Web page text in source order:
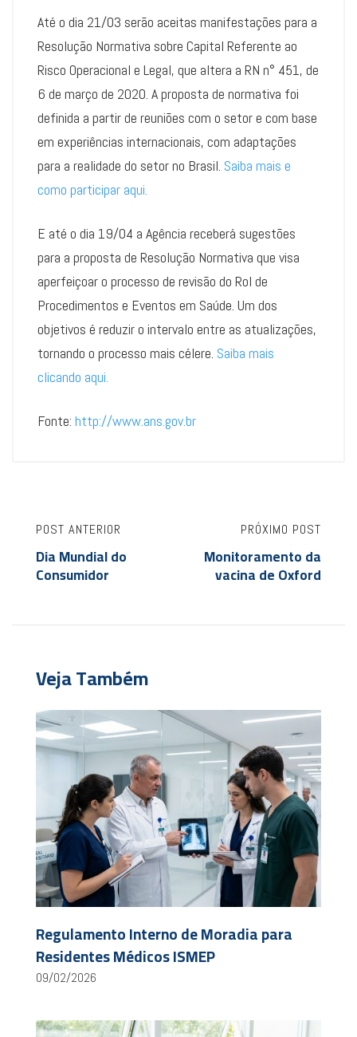
Até o dia 21/03 serão aceitas manifestações para a
Resolução Normativa sobre Capital Referente ao
Risco Operacional e Legal, que altera a RN n° 451, de
6 de março de 2020. A proposta de normativa foi
definida a partir de reuniões com o setor e com base
em experiências internacionais, com adaptações
para a realidade do setor no Brasil. Saiba mais e
como participar aqui.
E até o dia 19/04 a Agência receberá sugestões
para a proposta de Resolução Normativa que visa
aperfeiçoar o processo de revisão do Rol de
Procedimentos e Eventos em Saúde. Um dos
objetivos é reduzir o intervalo entre as atualizações,
tornando o processo mais célere. Saiba mais
clicando aqui.
Fonte: http://www.ans.gov.br
POST ANTERIOR
Dia Mundial do
Consumidor
PRÓXIMO POST
Monitoramento da
vacina de Oxford
Veja Também
Regulamento Interno de Moradia para
Residentes Médicos ISMEP
09/02/2026